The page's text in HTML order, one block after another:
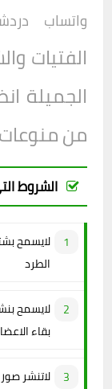
واتساب
الفتيات
الجميلة
من
الشروط
لايسمح
الطرد
لايسمح
بقاء
لاتنشر